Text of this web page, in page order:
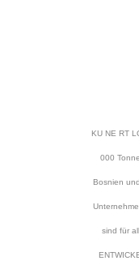
KU NE RT
000
Bosnien
sind für